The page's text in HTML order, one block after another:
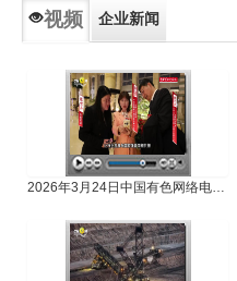
视频 企业新闻
2026年3月24日中国有色网络电视新闻